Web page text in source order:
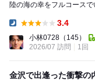
陸の海の幸をフルコースでいただきました
3.4
小林0728 （145）
2026/07 訪問
1回
金沢で出逢った衝撃の